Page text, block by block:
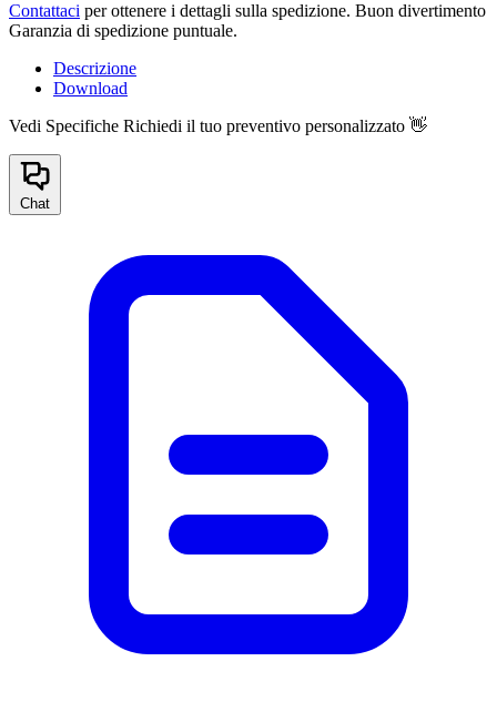
Contattaci per ottenere i dettagli sulla spedizione. Buon divertimento
Garanzia di spedizione puntuale.
Descrizione
Download
Vedi Specifiche Richiedi il tuo preventivo personalizzato 👋
Chat